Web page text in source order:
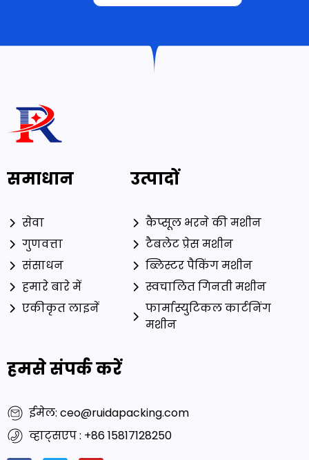
समाधान
सेवा
गुणवत्ता
संसाधन
हमारे बारे में
एकीकृत लाइनें
उत्पादों
कैप्सूल भरने की मशीन
टैबलेट प्रेस मशीन
ब्लिस्टर पैकिंग मशीन
स्वचालित गिनती मशीन
फार्मास्युटिकल कार्टनिंग
मशीन
हमसे संपर्क करें
ईमेल: ceo@ruidapacking.com
व्हाट्सएप : +86 15817128250